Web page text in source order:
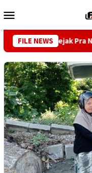
ke
Mobile
FILE NEWS
Dimulai Sejak Pra Nikah